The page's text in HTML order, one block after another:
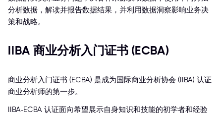
分析数据，解读并报告数据结果，并利用数据洞察影响业务决
策和战略。
IIBA 商业分析入门证书 (ECBA)
商业分析入门证书 (ECBA) 是成为国际商业分析协会 (IIBA) 认证
商业分析师的第一步。
IIBA-ECBA 认证面向希望展示自身知识和技能的初学者和经验